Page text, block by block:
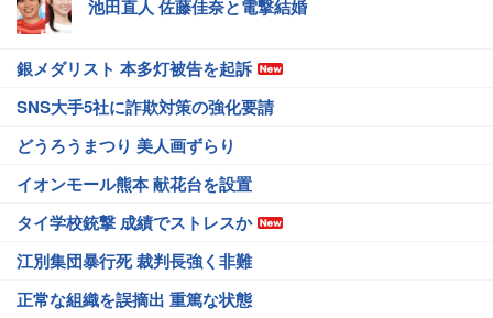
池田直人 佐藤佳奈と電撃結婚
銀メダリスト 本多灯被告を起訴
SNS大手5社に詐欺対策の強化要請
どうろうまつり 美人画ずらり
イオンモール熊本 献花台を設置
タイ学校銃撃 成績でストレスか
江別集団暴行死 裁判長強く非難
正常な組織を誤摘出 重篤な状態